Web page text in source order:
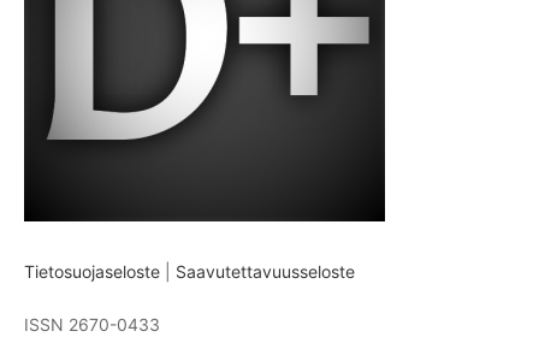
Tietosuojaseloste Saavutettavuusseloste
ISSN 2670-0433